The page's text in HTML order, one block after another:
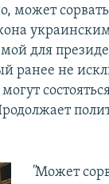
может
для
ранее не
"Может